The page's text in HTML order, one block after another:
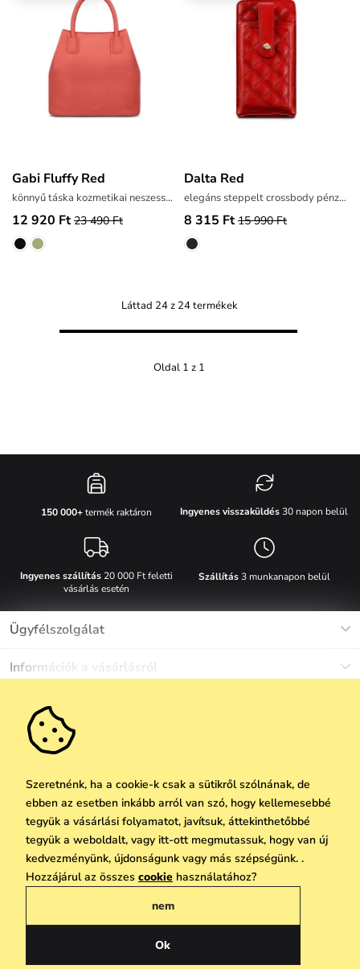
Gabi Fluffy Red
könnyű táska kozmetikai neszesszerrel
12 920 Ft 23 490 Ft
Dalta Red
elegáns steppelt crossbody pénztárca
8 315 Ft 15 990 Ft
Láttad 24 z 24 termékek
Oldal 1 z 1
150 000+termék raktáron Ingyenes visszaküldés30 napon belül
Ingyenes szállítás20 000 Ft feletti
vásárlás esetén
Szállítás3 munkanapon belül
Ügyfélszolgálat
+36 1 808 9989
Információk a vásárlásról
Gyakori kérdések
Anyagok és karbantartás
Visszaküldés és reklamáció
Egyéb információk
Rólunk
Karrier
Ajándék utalványok
Vállalatok számára
We Care
Vuchlook
Üzletek
Praha
Ne maradj le semmiről!
Feliratkozni
A személyes adatok védelmének alapelveiitt
Copyright © 2026 Vuch s.r.o. Minden jog fenntartva. Technikailag biztosítja
Simplia.cz
Magyar
Szeretnénk, ha a cookie-k csak a sütikről szólnának, de
ebben az esetben inkább arról van szó, hogy kellemesebbé
tegyük a vásárlási folyamatot, javítsuk, áttekinthetőbbé
tegyük a weboldalt, vagy itt-ott megmutassuk, hogy van új
kedvezményünk, újdonságunk vagy más szépségünk. .
Hozzájárul az összes cookie használatához?
nem
Ok